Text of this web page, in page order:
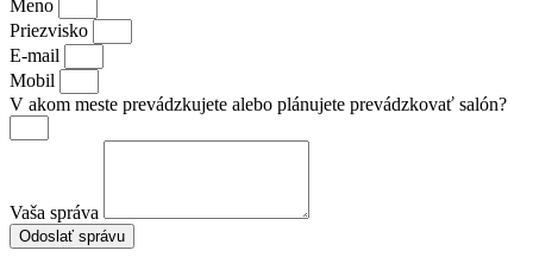
Meno
Priezvisko
E-mail
Mobil
V akom meste prevádzkujete alebo plánujete prevádzkovať salón?
Vaša správa
Odoslať správu